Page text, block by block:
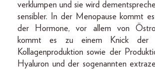
verklumpen und sie wird
sensibler. In der Menopause kommt
der Hormone, vor allem von
kommt es zu einem Knick der
Kollagenproduktion sowie der
Hyaluron und der sogenannten